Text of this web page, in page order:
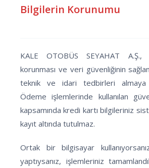
Bilgilerin Korunumu
KALE OTOBÜS SEYAHAT
korunması ve veri güvenliğinin
teknik ve idari tedbirleri
Ödeme işlemlerinde kullanılan
kapsamında kredi kartı bilgileriniz
kayıt altında tutulmaz.
Ortak bir bilgisayar
yaptıysanız, işlemleriniz